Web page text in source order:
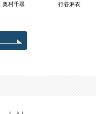
奥村千尋 行谷麻衣